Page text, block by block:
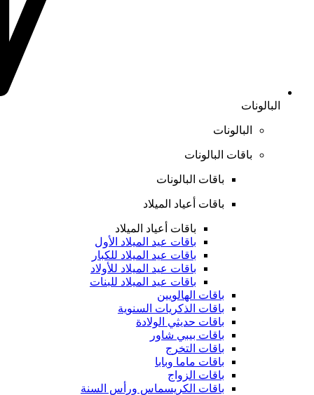
البالونات
البالونات
باقات البالونات
باقات البالونات
باقات أعياد الميلاد
باقات أعياد الميلاد
باقات عيد الميلاد الأول
باقات عيد الميلاد للكبار
باقات عيد الميلاد للأولاد
باقات عيد الميلاد للبنات
باقات الهالويين
باقات الذكريات السنوية
باقات حديثي الولادة
باقات بيبي شاور
باقات التخرج
باقات ماما وبابا
باقات الزواج
باقات الكريسماس ورأس السنة